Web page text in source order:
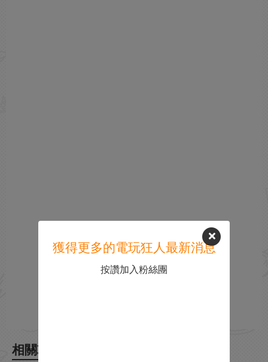
相關攻略
獲得更多的電玩狂人最新消息
按讚加入粉絲團